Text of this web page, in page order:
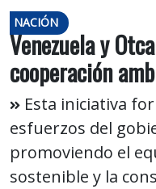
NACIÓN
Venezuela y
cooperación
Esta iniciativa
esfuerzos del
promoviendo el
sostenible y la